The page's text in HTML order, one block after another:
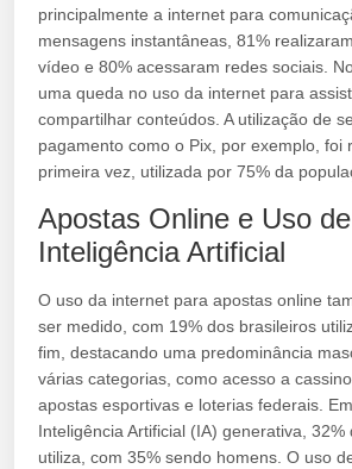
principalmente a internet para
mensagens instantâneas, 81%
vídeo e 80% acessaram redes sociais.
uma queda no uso da internet para
compartilhar conteúdos. A utilização de
pagamento como o Pix, por exemplo, foi
primeira vez, utilizada por 75% da
Apostas Online e Uso de
Inteligência Artificial
O uso da internet para apostas online
ser medido, com 19% dos brasileiros
fim, destacando uma predominância
várias categorias, como acesso a
apostas esportivas e loterias federais.
Inteligência Artificial (IA) generativa, 32%
utiliza, com 35% sendo homens. O uso